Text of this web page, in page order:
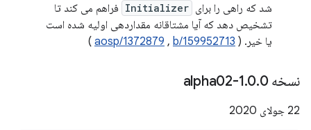
شد که راهی را برای Initializer فراهم می کند تا
تشخیص دهد که آیا مشتاقانه مقداردهی اولیه شده است
یا خیر. (
aosp/1372879 , b/159952713
)
نسخه 1 .0.0-alpha02
22 جولای 2020